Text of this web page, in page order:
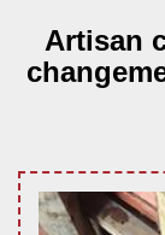
Artisan